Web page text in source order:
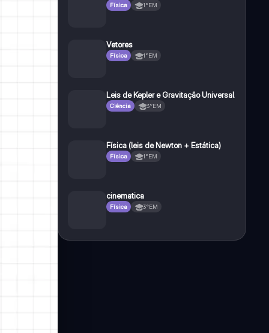
Física 1°EM
Vetores
Física 1°EM
Leis de Kepler e Gravitação Universal
Ciência 3°EM
Física (leis de Newton + Estática)
Física 1°EM
cinematica
Física 3°EM